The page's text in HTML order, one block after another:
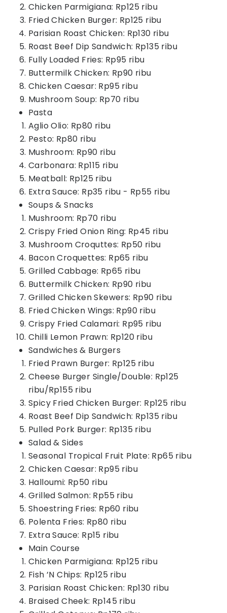
Chicken Parmigiana: Rp125 ribu
Fried Chicken Burger: Rp125 ribu
Parisian Roast Chicken: Rp130 ribu
Roast Beef Dip Sandwich: Rp135 ribu
Fully Loaded Fries: Rp95 ribu
Buttermilk Chicken: Rp90 ribu
Chicken Caesar: Rp95 ribu
Mushroom Soup: Rp70 ribu
Pasta
Aglio Olio: Rp80 ribu
Pesto: Rp80 ribu
Mushroom: Rp90 ribu
Carbonara: Rp115 ribu
Meatball: Rp125 ribu
Extra Sauce: Rp35 ribu - Rp55 ribu
Soups & Snacks
Mushroom: Rp70 ribu
Crispy Fried Onion Ring: Rp45 ribu
Mushroom Croquttes: Rp50 ribu
Bacon Croquettes: Rp65 ribu
Grilled Cabbage: Rp65 ribu
Buttermilk Chicken: Rp90 ribu
Grilled Chicken Skewers: Rp90 ribu
Fried Chicken Wings: Rp90 ribu
Crispy Fried Calamari: Rp95 ribu
Chilli Lemon Prawn: Rp120 ribu
Sandwiches & Burgers
Fried Prawn Burger: Rp125 ribu
Cheese Burger Single/Double: Rp125
ribu/Rp155 ribu
Spicy Fried Chicken Burger: Rp125 ribu
Roast Beef Dip Sandwich: Rp135 ribu
Pulled Pork Burger: Rp135 ribu
Salad & Sides
Seasonal Tropical Fruit Plate: Rp65 ribu
Chicken Caesar: Rp95 ribu
Halloumi: Rp50 ribu
Grilled Salmon: Rp55 ribu
Shoestring Fries: Rp60 ribu
Polenta Fries: Rp80 ribu
Extra Sauce: Rp15 ribu
Main Course
Chicken Parmigiana: Rp125 ribu
Fish ’N Chips: Rp125 ribu
Parisian Roast Chicken: Rp130 ribu
Braised Cheek: Rp145 ribu